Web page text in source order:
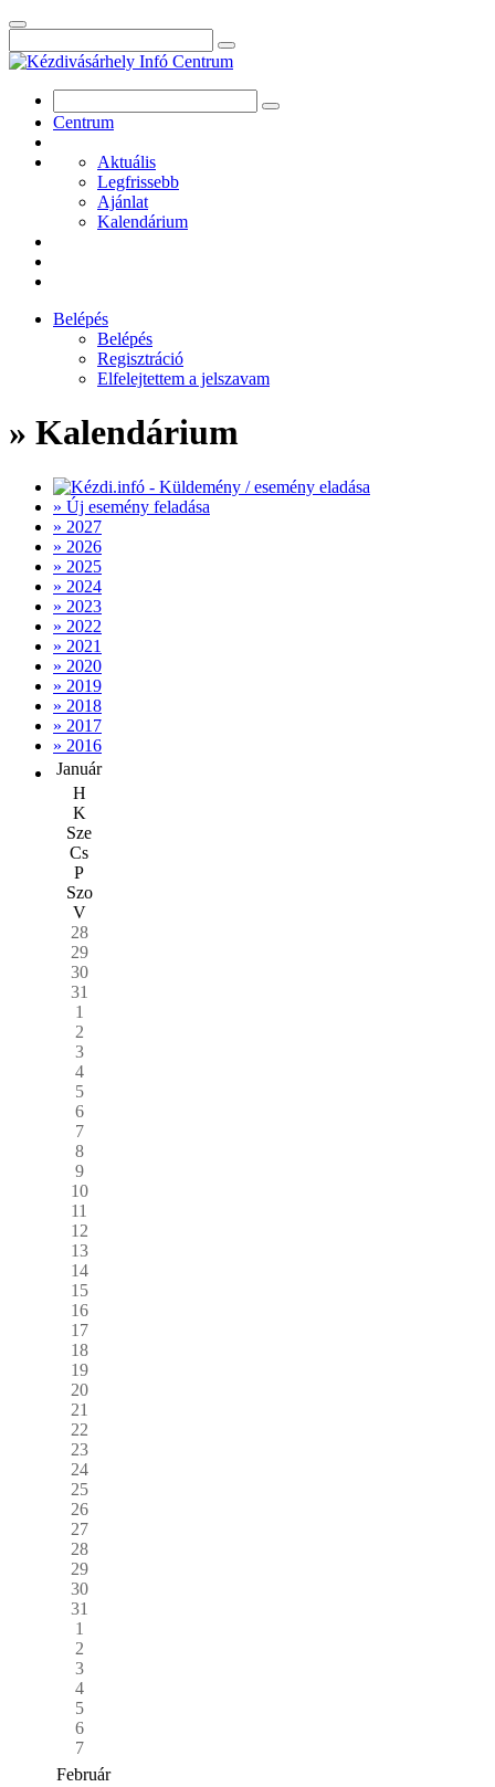
Centrum
Aktuális
Legfrissebb
Ajánlat
Kalendárium
Belépés
Belépés
Regisztráció
Elfelejtettem a jelszavam
» Kalendárium
» Új esemény feladása
» 2027
» 2026
» 2025
» 2024
» 2023
» 2022
» 2021
» 2020
» 2019
» 2018
» 2017
» 2016
Január
H
K
Sze
Cs
P
Szo
V
28
29
30
31
1
2
3
4
5
6
7
8
9
10
11
12
13
14
15
16
17
18
19
20
21
22
23
24
25
26
27
28
29
30
31
1
2
3
4
5
6
7
Február